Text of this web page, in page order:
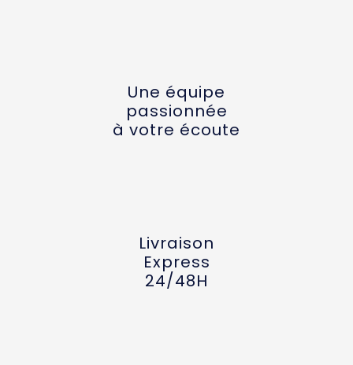
Une équipe
passionnée
à votre écoute
Livraison
Express
24/48H